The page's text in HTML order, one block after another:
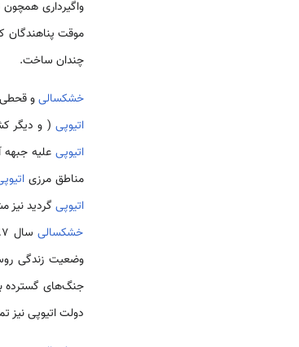
موقت پناهندگان
چندان ساخت.
خشکسالیو قحطی ناشی از
اتیوپی( و دیگر کشورهای شاخ آفریقا) را
اتیوپی علیه
مناطق مرزی
اتیوپیگردید نیز
خشکسالی
وضعیت زندگی
جنگ‌های گسترده
دولت اتیوپی نیز